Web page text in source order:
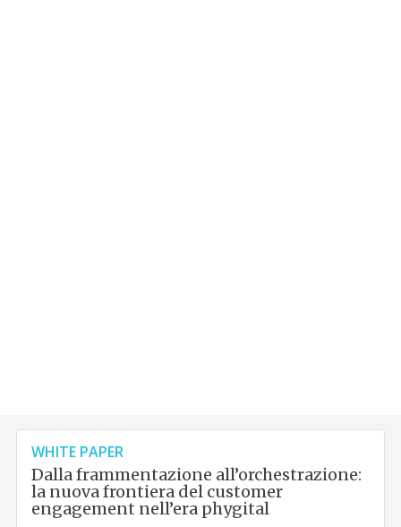
WHITE PAPER
Dalla frammentazione all’orchestrazione:
la nuova frontiera del customer
engagement nell’era phygital